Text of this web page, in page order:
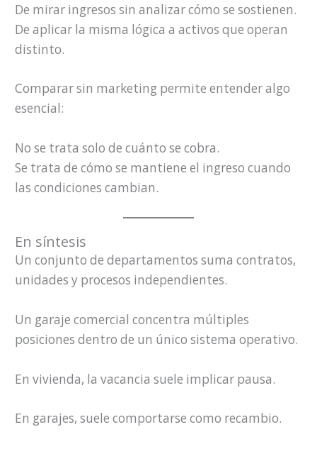
De mirar ingresos sin analizar cómo se sostienen.
De aplicar la misma lógica a activos que operan
distinto.
Comparar sin marketing permite entender algo
esencial:
No se trata solo de cuánto se cobra.
Se trata de cómo se mantiene el ingreso cuando
las condiciones cambian.
En síntesis
Un conjunto de departamentos suma contratos,
unidades y procesos independientes.
Un garaje comercial concentra múltiples
posiciones dentro de un único sistema operativo.
En vivienda, la vacancia suele implicar pausa.
En garajes, suele comportarse como recambio.